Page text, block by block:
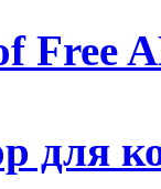
Free
для